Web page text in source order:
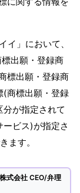
イ」において、
出願・登録商
標出願・登録商
(商標出願・登録
が指定されて
ビス)が指定さ
ます。
式会社 CEO/弁理